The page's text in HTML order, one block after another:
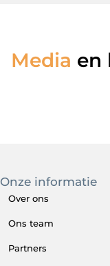
Media en
Onze informatie
Over ons
Ons team
Partners